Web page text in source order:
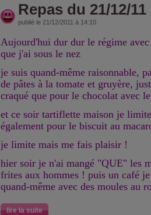
Repas du 21/12/11
publié le 21/12/2011 à 14:10
Aujourd'hui dur dur le régime avec
que j'ai sous le nez
je suis quand-même raisonnable,
de pâtes à la tomate et gruyère,
craqué que pour le chocolat avec
et ce soir tartiflette maison je
également pour le biscuit au
je limite mais me fais plaisir !
hier soir je n'ai mangé "QUE" les
frites aux hommes ! puis un café
quand-même avec des moules au
lire la suite